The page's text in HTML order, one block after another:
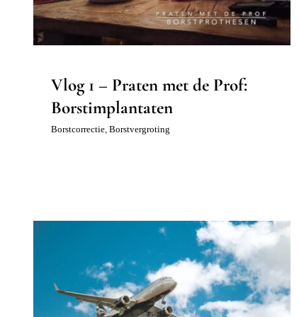
Vlog 1 – Praten met de Prof:
Borstimplantaten
Borstcorrectie, Borstvergroting
Plastische chirurgie in het
buitenland. Doen of niet doen?
Borstcorrectie Geen onderdeel van een categorie